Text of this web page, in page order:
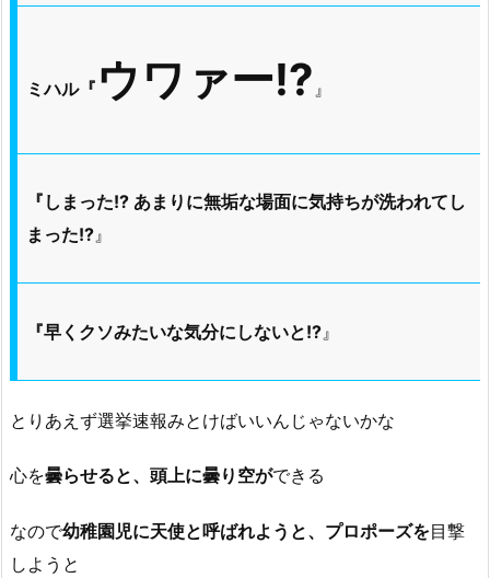
ミハル『 ウワァー!? 』
『しまった!? あまりに無垢な場面に気持ちが洗われてし
まった!?』
『早くクソみたいな気分にしないと!? 』
とりあえず選挙速報みとけばいいんじゃないかな
心を曇らせると、頭上に曇り空ができる
なので幼稚園児に天使と呼ばれようと、プロポーズを目撃
しようと